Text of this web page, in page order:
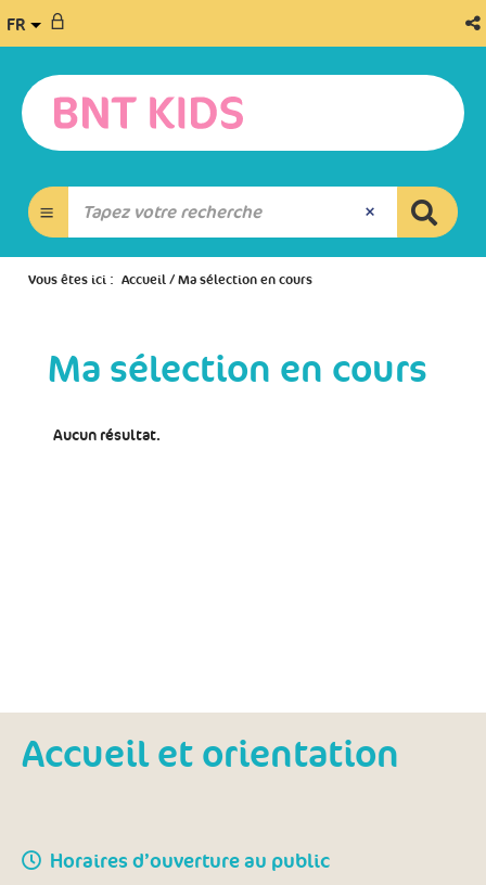
FR
Vous êtes ici : Accueil/Ma sélection en cours
Ma sélection en cours
Aucun résultat.
Accueil et orientation
Horaires d’ouverture au public